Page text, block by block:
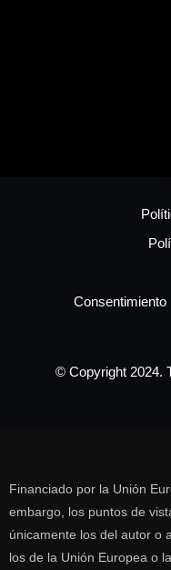
Consentimiento
© Copyright 2024.
Financiado por la Unión
embargo, los puntos de
únicamente los del autor o
los de la Unión Europea o